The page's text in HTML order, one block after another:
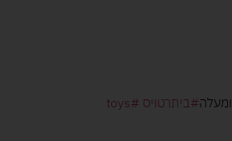
#ביתרטויס #toys